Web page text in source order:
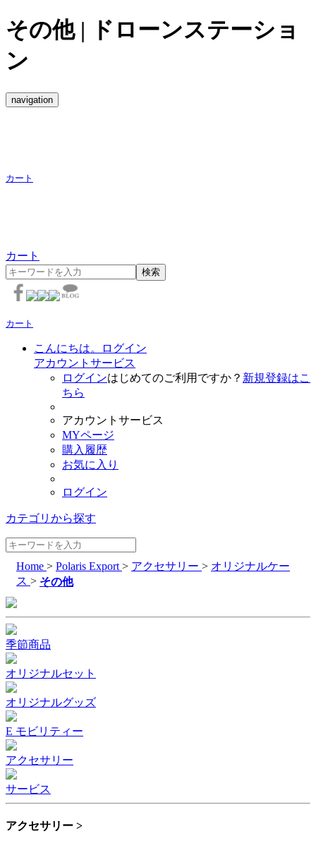
その他 | ドローンステーショ
ン
navigation
カート
カート
検索
カート
こんにちは。ログイン
アカウントサービス
ログインはじめてのご利用ですか？ 新規登録はこ
ちら
アカウントサービス
MYページ
購入履歴
お気に入り
ログイン
カテゴリから探す
Home > Polaris Export > アクセサリー > オリジナルケー
ス > その他
季節商品
オリジナルセット
オリジナルグッズ
E モビリティー
アクセサリー
サービス
アクセサリー >